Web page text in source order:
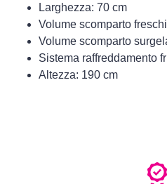
Larghezza: 70 cm
Volume scomparto
Volume scomparto
Sistema raffreddamento
Altezza: 190 cm